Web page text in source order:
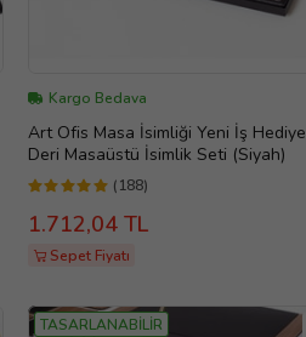
Kargo Bedava
Art Ofis Masa İsimliği Yeni İş Hediye
Deri Masaüstü İsimlik Seti (Siyah)
(188)
1.712,04 TL
Sepet Fiyatı
TASARLANABİLİR